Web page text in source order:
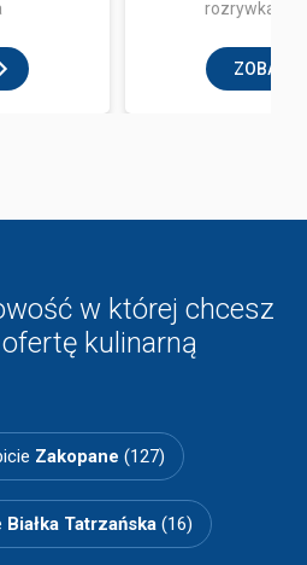
rozrywka i
ZOBACZ
w której chcesz
kulinarną
Zakopane (127)
Białka Tatrzańska(16)